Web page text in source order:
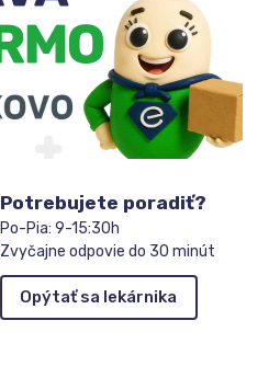
Potrebujete poradiť?
Po-Pia: 9-15:30h
Zvyčajne odpovie do 30 minút
Opýtať sa lekárnika